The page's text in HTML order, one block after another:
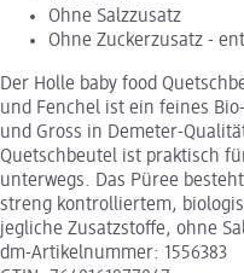
Ohne Salzzusatz
Ohne Zuckerzusatz -
Der Holle baby food
und Fenchel ist ein feines
und Gross in Demeter-
Quetschbeutel ist praktisch
unterwegs. Das Püree
streng kontrolliertem,
jegliche Zusatzstoffe, ohne
dm-Artikelnummer: 1556383